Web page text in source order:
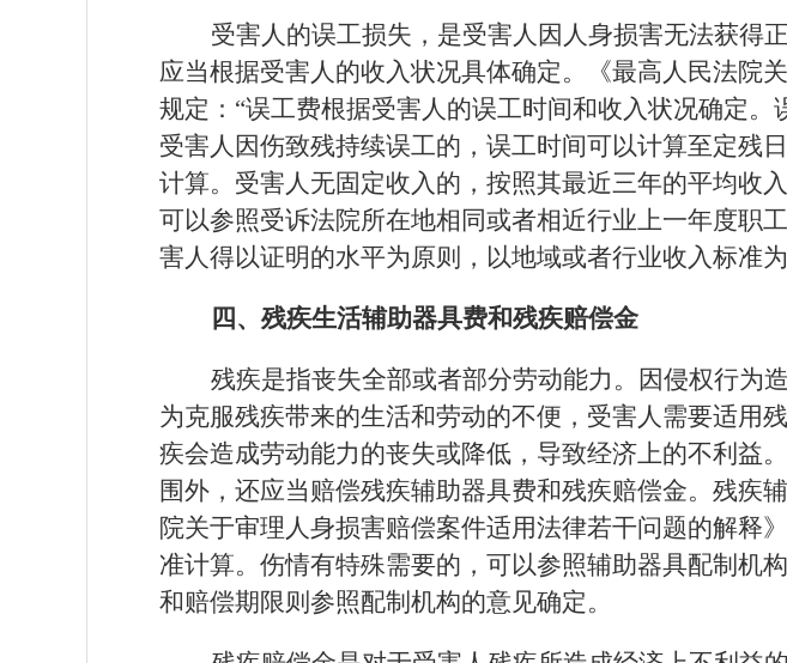
受害人的误工损失，是受害人因人身损害无法获得
应当根据受害人的收入状况具体确定。《最高人民法院
规定：“误工费根据受害人的误工时间和收入状况确定
受害人因伤致残持续误工的，误工时间可以计算至定残
计算。受害人无固定收入的，按照其最近三年的平均收
可以参照受诉法院所在地相同或者相近行业上一年度职
害人得以证明的水平为原则，以地域或者行业收入标准为
四、残疾生活辅助器具费和残疾赔偿金
残疾是指丧失全部或者部分劳动能力。因侵权行为
为克服残疾带来的生活和劳动的不便，受害人需要适用
疾会造成劳动能力的丧失或降低，导致经济上的不利益
围外，还应当赔偿残疾辅助器具费和残疾赔偿金。残疾
院关于审理人身损害赔偿案件适用法律若干问题的解释
准计算。伤情有特殊需要的，可以参照辅助器具配制机
和赔偿期限则参照配制机构的意见确定。